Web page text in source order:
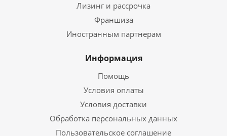
Лизинг и рассрочка
Франшиза
Иностранным партнерам
Информация
Помощь
Условия оплаты
Условия доставки
Обработка персональных данных
Пользовательское соглашение